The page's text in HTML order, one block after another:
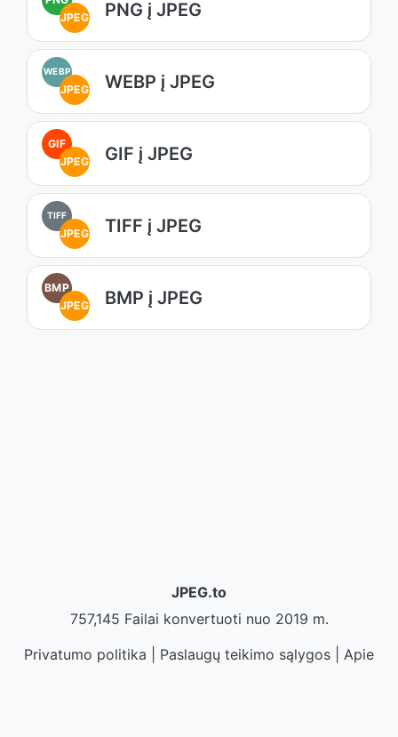
JPEG
PNG į JPEG
WEBP
JPEG WEBP į JPEG
GIF
JPEG
GIF į JPEG
TIFF
JPEG TIFF į JPEG
BMP
JPEG
BMP į JPEG
JPEG.to
757,145 Failai konvertuoti nuo 2019 m.
Privatumo politika
Paslaugų teikimo sąlygos
Apie